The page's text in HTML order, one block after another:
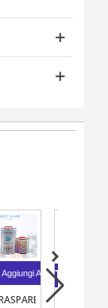
Aggiungi Al Carrello